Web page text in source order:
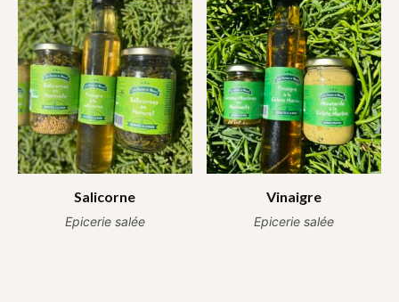
Salicorne
Epicerie salée
Vinaigre
Epicerie salée